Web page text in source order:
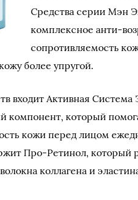
Средства серии Мэн
комплексное анти-
сопротивляемость
более упругой.
входит Активная
компонент, который
кожи перед лицом
Про-Ретинол, который
коллагена и